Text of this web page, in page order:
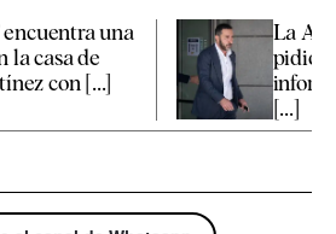
una
la casa de
con [...]
La
pidió
[...]